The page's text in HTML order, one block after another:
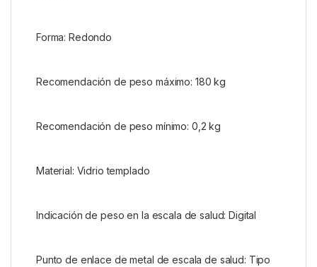
Forma: Redondo
Recomendación de peso máximo: 180 kg
Recomendación de peso mínimo: 0,2 kg
Material: Vidrio templado
Indicación de peso en la escala de salud: Digital
Punto de enlace de metal de escala de salud: Tipo